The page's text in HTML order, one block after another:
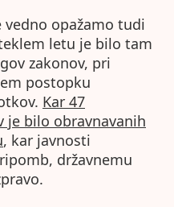
vedno opažamo tudi
letu je bilo tam
zakonov, pri
postopku
Kar 47
je bilo obravnavanih
, kar javnosti
državnemu